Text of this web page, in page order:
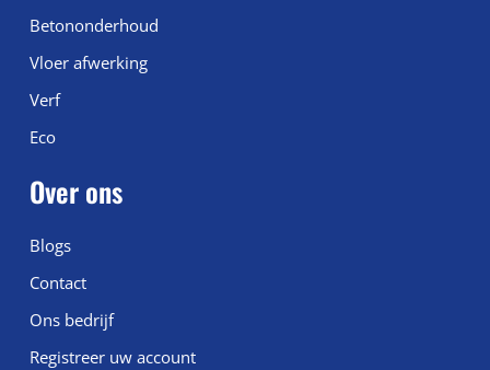
Betononderhoud
Vloer afwerking
Verf
Eco
Over ons
Blogs
Contact
Ons bedrijf
Registreer uw account